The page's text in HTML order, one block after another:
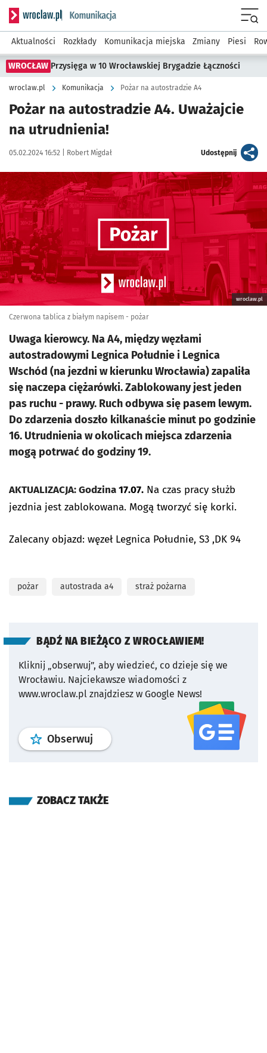
Serwis informacyjny wroclaw.pl podserwis: Komunikacja
Aktualności Rozkłady Komunikacja miejska Zmiany Piesi
WROCŁAW Przysięga w 10 Wrocławskiej Brygadzie Łączności
wroclaw.pl Komunikacja Pożar na autostradzie A4
Pożar na autostradzie A4. Uważajcie
na utrudnienia!
Data publikacji:
05.02.2024 16:52 | Autor:
Robert Migdał Udostępnijartykuł
Kliknij, aby powiększyć
wroclaw.pl
Czerwona tablica z białym napisem - pożar
Uwaga kierowcy. Na A4, między węzłami
autostradowymi Legnica Południe i Legnica
Wschód (na jezdni w kierunku Wrocławia) zapaliła
się naczepa ciężarówki. Zablokowany jest jeden
pas ruchu - prawy. Ruch odbywa się pasem lewym.
Do zdarzenia doszło kilkanaście minut po godzinie
16. Utrudnienia w okolicach miejsca zdarzenia
mogą potrwać do godziny 19.
AKTUALIZACJA: Godzina17.07. Na czas pracy służb
jezdnia jest zablokowana. Mogą tworzyć się korki.
Zalecany objazd: węzeł Legnica Południe, S3 ,DK 94
pożar autostrada a4 straż pożarna
BĄDŹ NA BIEŻĄCO Z WROCŁAWIEM!
Kliknij „obserwuj”, aby wiedzieć, co dzieje się we
Wrocławiu. Najciekawsze wiadomości z
www.wroclaw.pl znajdziesz w Google News!
Obserwuj profil serwisu
ZOBACZ TAKŻE